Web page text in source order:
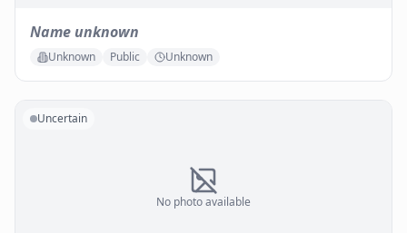
Name unknown
Unknown Public Unknown
No photo available
Uncertain